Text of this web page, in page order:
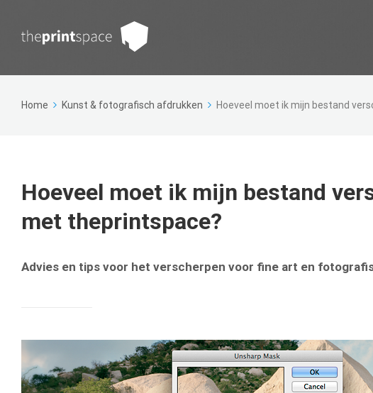
Home Kunst & fotografisch afdrukken Hoeveel moet ik mijn bestand
Hoeveel moet ik mijn bestand
met theprintspace?
Advies en tips voor het verscherpen voor fine art en